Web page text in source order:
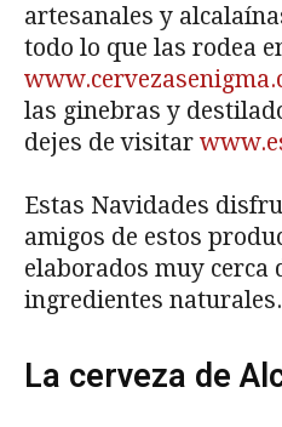
artesanales y
todo lo que las rodea
las ginebras y
dejes de visitar
Estas Navidades
amigos de estos
elaborados muy cerca
ingredientes naturales.
La cerveza de